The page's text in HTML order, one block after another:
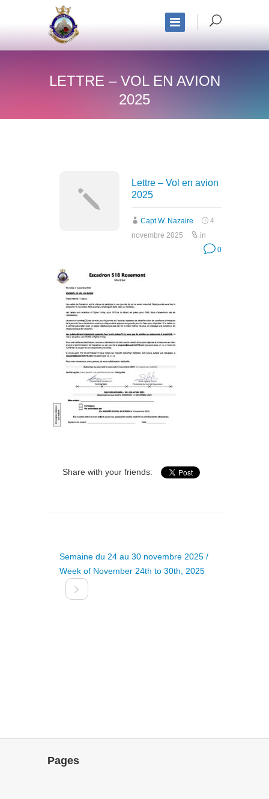
LETTRE – VOL EN AVION
2025
Lettre – Vol en avion
2025
Capt W. Nazaire
4
novembre 2025
in
0
Share with your friends:
Semaine du 24 au 30 novembre 2025 /
Week of November 24th to 30th, 2025
Pages